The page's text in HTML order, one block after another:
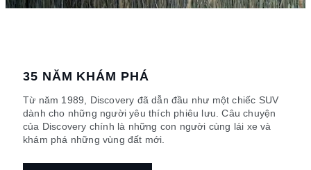
35 NĂM KHÁM PHÁ
Từ năm 1989, Discovery đã dẫn đầu như một chiếc SUV
dành cho những người yêu thích phiêu lưu. Câu chuyện
của Discovery chính là những con người cùng lái xe và
khám phá những vùng đất mới.